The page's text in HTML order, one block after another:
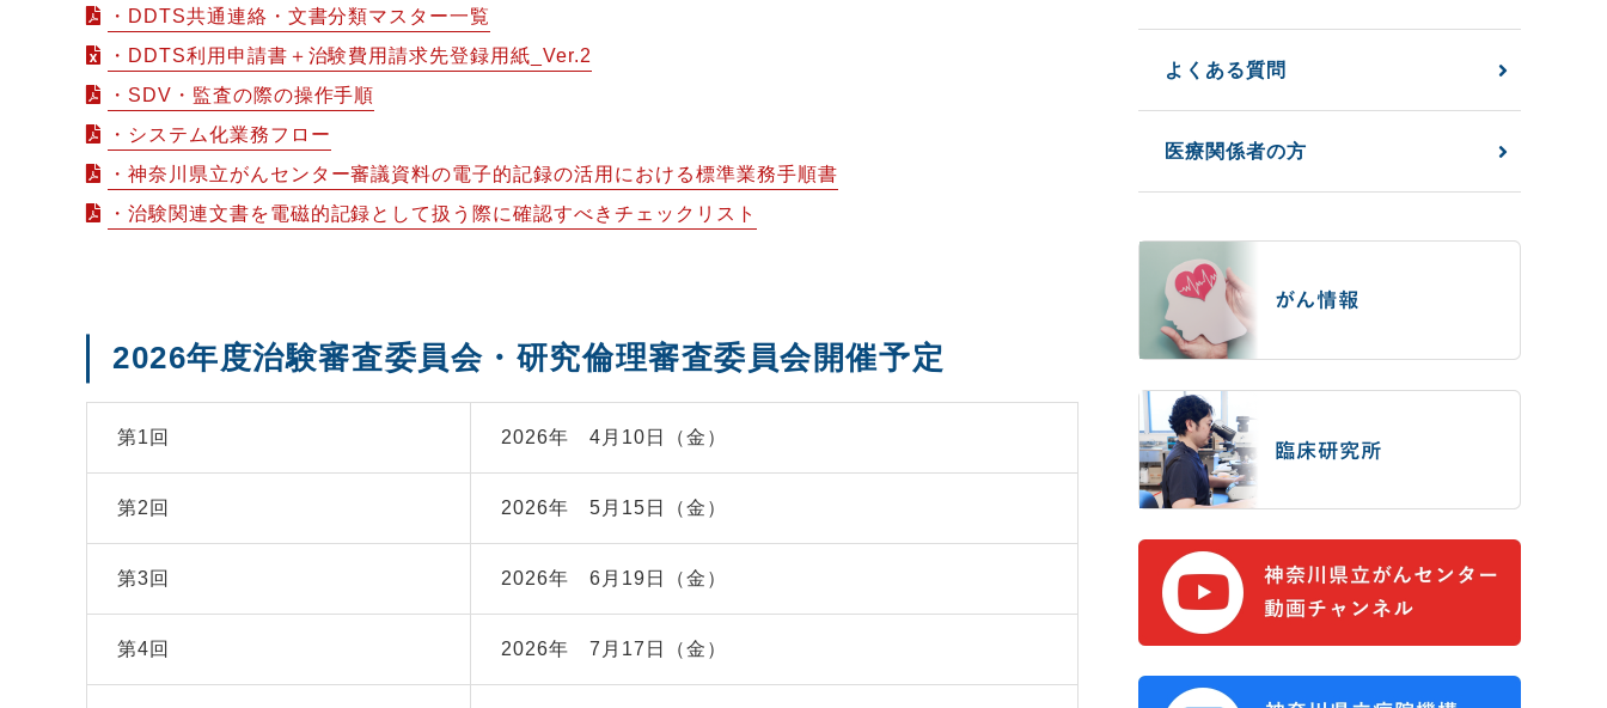
・DDTS共通連絡・文書分類マスター一覧
・DDTS利用申請書＋治験費用請求先登録用紙_Ver.2
・SDV・監査の際の操作手順
・システム化業務フロー
・神奈川県立がんセンター審議資料の電子的記録の活用における標準業務手順書
・治験関連文書を電磁的記録として扱う際に確認すべきチェックリスト
2026年度治験審査委員会・研究倫理審査委員会開催予定
第1 回 2026年 4 月 10 日（金）
第2 回 2026年 5 月 15 日（金）
第3回 2026年 6 月 19 日（金）
第4回 2026年 7 月 17 日（金）
よくある質問
医療関係者の方